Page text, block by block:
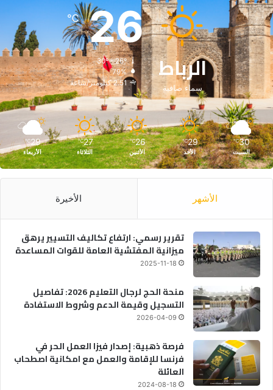
الرباط
سماء صافية
26
℃
30º - 26º
79%
2.51 كيلومتر/ساعة
30
℃
السبت
29
℃
الأحد
26
℃
الأثنين
27
℃
الثلاثاء
29
℃
الأربعاء
الأشهر الأخيرة
تقرير رسمي: ارتفاع تكاليف التسيير يرهق
ميزانية المفتشية العامة للقوات المساعدة
2025-11-18
منحة الحج لرجال التعليم 2026: تفاصيل
التسجيل وقيمة الدعم وشروط الاستفادة
2026-04-09
فرصة ذهبية: إصدار فيزا العمل الحر في
فرنسا للإقامة والعمل مع امكانية اصطحاب
العائلة
2024-08-18